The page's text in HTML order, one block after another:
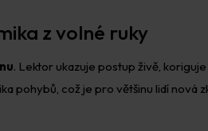
z volné ruky
. Lektor ukazuje postup živě,
pohybů, což je pro většinu lidí nová